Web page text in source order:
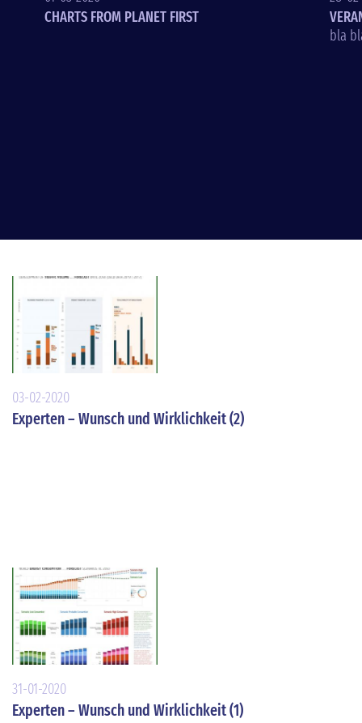
CHARTS FROM PLANET FIRST
bla
03-02-2020
Experten – Wunsch und Wirklichkeit (2)
31-01-2020
Experten – Wunsch und Wirklichkeit (1)